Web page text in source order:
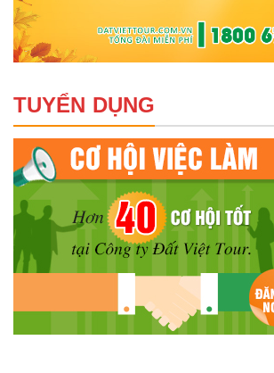
TUYỂN DỤNG